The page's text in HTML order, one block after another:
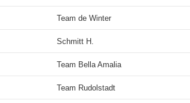
Team de Winter
Schmitt H.
Team Bella Amalia
Team Rudolstadt